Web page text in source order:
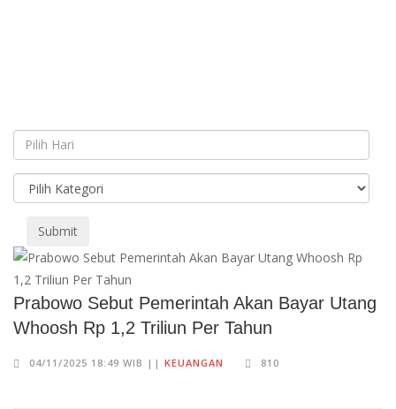
Submit
Prabowo Sebut Pemerintah Akan Bayar Utang
Whoosh Rp 1,2 Triliun Per Tahun
04/11/2025 18:49 WIB || KEUANGAN 810